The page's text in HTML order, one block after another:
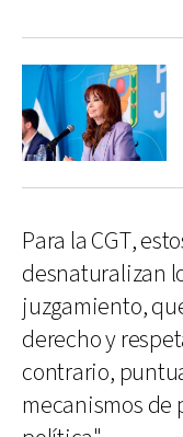
Para la CGT,
desnaturalizan
juzgamiento,
derecho y
contrario,
mecanismos de